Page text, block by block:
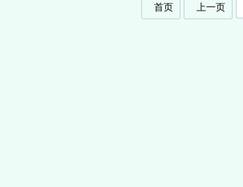
首页 上一页